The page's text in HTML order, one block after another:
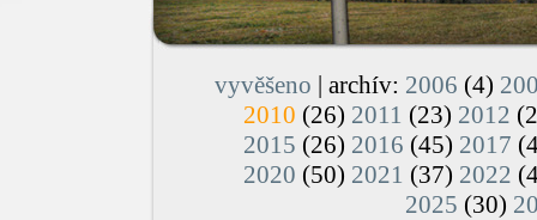
vyvěšeno | archív: 2006 (4)
2010 (26) 2011 (23) 2012
2015 (26) 2016 (45) 2017
2020 (50) 2021 (37) 2022
2025 (30)